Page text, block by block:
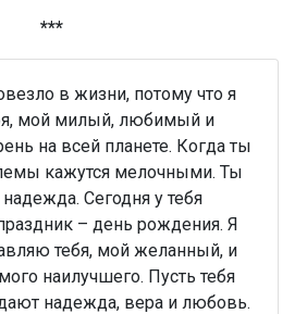
***
в жизни, потому что я
мой милый, любимый и
на всей планете. Когда ты
кажутся мелочными. Ты
Сегодня у тебя
– день рождения. Я
тебя, мой желанный, и
наилучшего. Пусть тебя
надежда, вера и любовь.